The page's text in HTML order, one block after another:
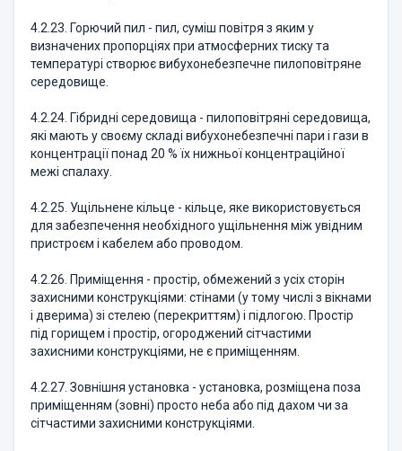
4.2.23. Горючий пил - пил, суміш повітря з яким у
визначених пропорціях при атмосферних тиску та
температурі створює вибухонебезпечне пилоповітряне
середовище.
4.2.24. Гібридні середовища - пилоповітряні середовища,
які мають у своєму складі вибухонебезпечні пари і гази в
концентрації понад 20 % їх нижньої концентраційної
межі спалаху.
4.2.25. Ущільнене кільце - кільце, яке використовується
для забезпечення необхідного ущільнення між увідним
пристроєм і кабелем або проводом.
4.2.26. Приміщення - простір, обмежений з усіх сторін
захисними конструкціями: стінами (у тому числі з вікнами
і дверима) зі стелею (перекриттям) і підлогою. Простір
під горищем і простір, огороджений сітчастими
захисними конструкціями, не є приміщенням.
4.2.27. Зовнішня установка - установка, розміщена поза
приміщенням (зовні) просто неба або під дахом чи за
сітчастими захисними конструкціями.